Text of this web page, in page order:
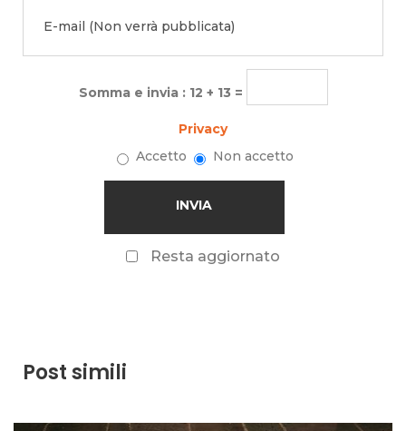
Somma e invia : 12 + 13 =
Privacy
Accetto
Non accetto
Resta aggiornato
Post simili